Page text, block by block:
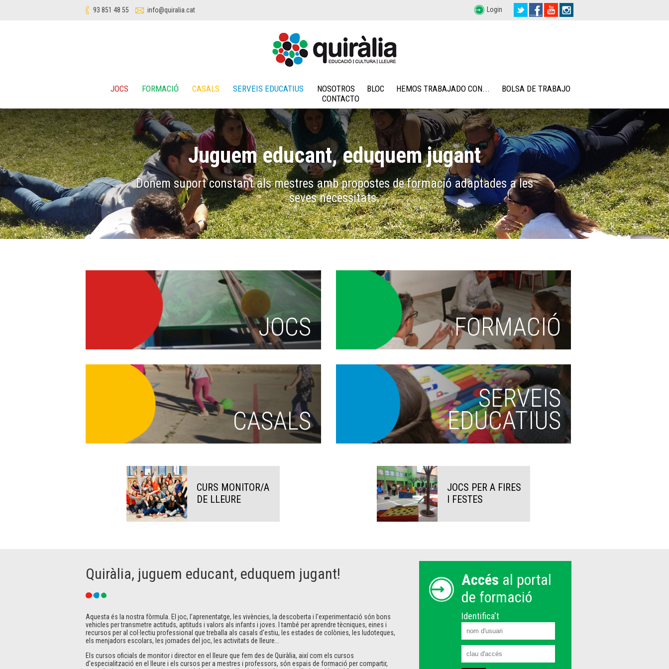
93 851 48 55 info@quiralia.cat Login
JOCS FORMACIÓ CASALS SERVEIS EDUCATIUS NOSOTROS BLOC HEMOS TRABAJADO CON...
BOLSA DE TRABAJO
CONTACTO
Juguem educant, eduquem jugant
Formem professionals del món del lleure per dotar-los de recursos, eines i
tècniques per aplicar en el desenvolupament de la seva activitat laboral.
JOCS FORMACIÓ
CASALS
SERVEIS
EDUCATIUS
CURS MONITOR/A
DE LLEURE
JOCS PER A FIRES
I FESTES
Quiràlia, juguem educant, eduquem jugant!
Aquesta és la nostra fòrmula. El joc, l’aprenentatge, les vivències, la descoberta i l'experimentació són bons
vehicles per transmetre actituds, aptituds i valors als infants i joves. I també per aprendre tècniques, eines i
recursos per al col·lectiu professional que treballa als casals d'estiu, les estades de colònies, les ludoteques,
els menjadors escolars, les jornades del joc, les activitats de lleure...
Els cursos oficials de monitor i director en el lleure que fem des de Quiràlia, així com els cursos
d'especialització en el lleure i els cursos per a mestres i professors, són espais de formació per compartir,
Accés al portal
de formació
Identifica't